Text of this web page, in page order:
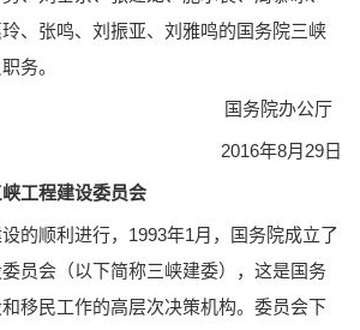
、张鸣、刘振亚、刘雅鸣的国务院三峡
务。
国务院办公厅
2016年8月29日
工程建设委员会
的顺利进行，1993年1月，国务院成立了
员会（以下简称三峡建委），这是国务
移民工作的高层次决策机构。委员会下